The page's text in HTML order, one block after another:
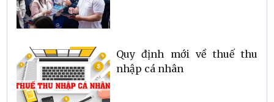
Quy định mới về thuế thu
nhập cá nhân